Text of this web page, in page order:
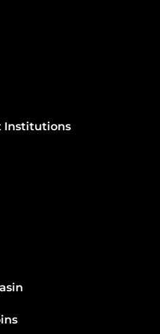
Institutions